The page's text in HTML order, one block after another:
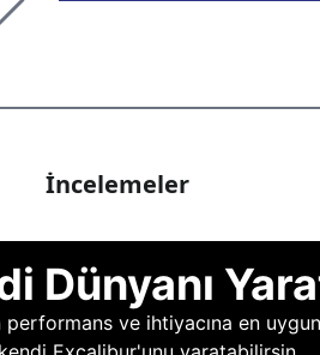
İncelemeler
Dünyanı
ve ihtiyacına en